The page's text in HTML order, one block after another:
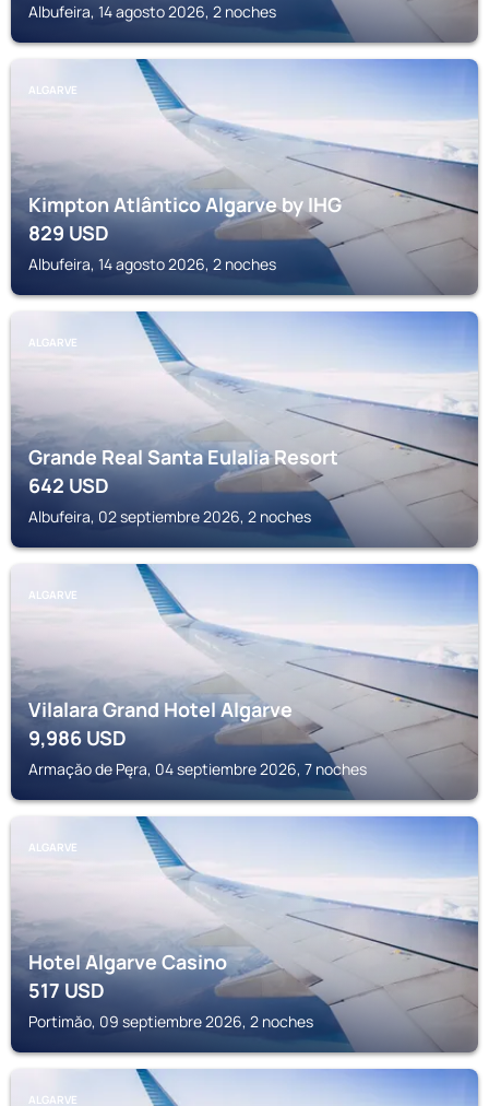
Albufeira, 14 agosto 2026, 2 noches
ALGARVE
Kimpton Atlântico Algarve by IHG
829USD
Albufeira, 14 agosto 2026, 2 noches
ALGARVE
Grande Real Santa Eulalia Resort
642USD
Albufeira, 02 septiembre 2026, 2 noches
ALGARVE
Vilalara Grand Hotel Algarve
9,986 USD
Armaçăo de Pęra, 04 septiembre 2026, 7 noches
ALGARVE
Hotel Algarve Casino
517USD
Portimăo, 09 septiembre 2026, 2 noches
ALGARVE